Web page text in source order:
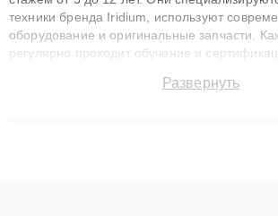
техники бренда Iridium, используют
оборудование и оригинальные запчасти.
регулярно проходит обучение и
технику с сохранением гарантии до 3 лет.
Развернуть